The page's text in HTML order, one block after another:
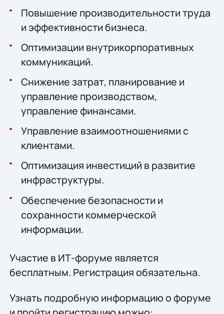
Повышение производительности труда
и эффективности бизнеса.
Оптимизации внутрикорпоративных
коммуникаций.
Снижение затрат, планирование и
управление производством,
управление финансами.
Управление взаимоотношениями с
клиентами.
Оптимизация инвестиций в развитие
инфраструктуры.
Обеспечение безопасности и
сохранности коммерческой
информации.
Участие в ИТ-форуме является
бесплатным. Регистрация обязательна.
Узнать подробную информацию о форуме